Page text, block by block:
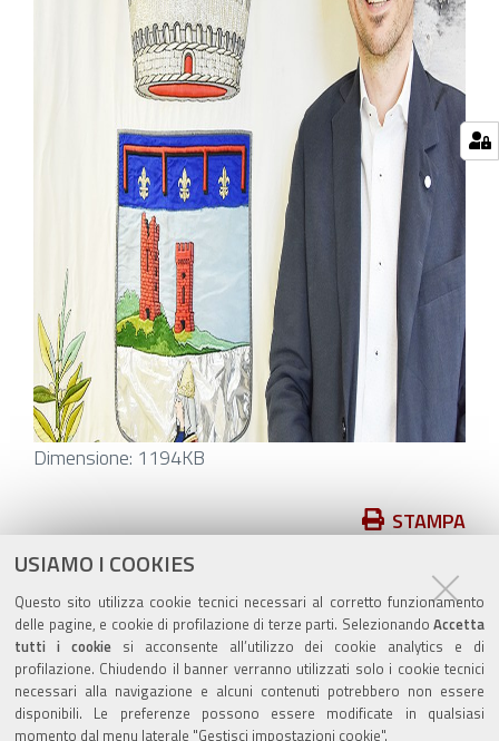
USIAMO I COOKIES
Questo sito utilizza cookie tecnici necessari al corretto funzionamento
delle pagine, e cookie di profilazione di terze parti. Selezionando Accetta
tutti i cookiesi acconsente all’utilizzo dei cookie analytics e di
profilazione. Chiudendo il banner verranno utilizzati solo i cookie tecnici
necessari alla navigazione e alcuni contenuti potrebbero non essere
disponibili. Le preferenze possono essere modificate in qualsiasi
momento dal menu laterale "Gestisci impostazioni cookie".
Clicca
alle
dimensioni
originali…
Dimensione: 1194KB
Azioni
sul
documento
STAMPA
pubblicato il27/06/2024
ultima modifica27/06/2024